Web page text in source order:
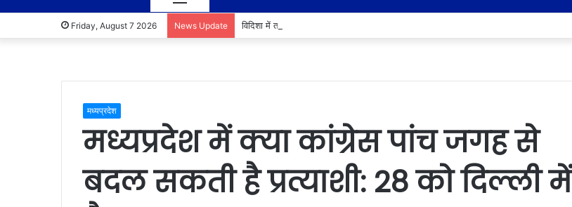
Friday, August 7 2026 News Update विदिशा में तहसीलदार-नायब तहसीलदारों के प्रभार बदले, कलेक्टर ने जारी किए नए पदस्थापना आदेश
मध्यप्रदेश
मध्यप्रदेश में क्या कांग्रेस पांच जगह से
बदल सकती है प्रत्याशी: 28 को दिल्ली में